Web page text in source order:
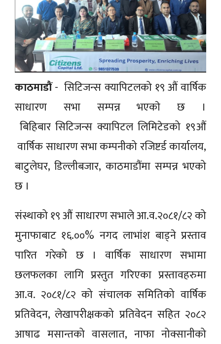
काठमाडाैं- सिटिजन्स क्यापिटलको १९ औं वार्षिक
साधारण सभा सम्पन्न भएकाे छ ।
बिहिबार सिटिजन्स क्यापिटल लिमिटेडको १९औं
वार्षिक साधारण सभा कम्पनीको रजिष्टर्ड कार्यालय,
बाटुलेघर, डिल्लीबजार, काठमाडौंमा सम्पन्न भएको
छ ।
संस्थाको १९ औं साधारण सभाले आ.व.२०८१/८२ को
मुनाफाबाट १६.००% नगद लाभांश बाड्ने प्रस्ताव
पारित गरेको छ । वार्षिक साधारण सभामा
छलफलका लागि प्रस्तुत गरिएका प्रस्तावहरुमा
आ.व. २०८१/८२ को संचालक समितिको वार्षिक
प्रतिवेदन, लेखापरीक्षकको प्रतिवेदन सहित २०८२
आषाढ मसान्तको वासलात, नाफा नोक्सानीको